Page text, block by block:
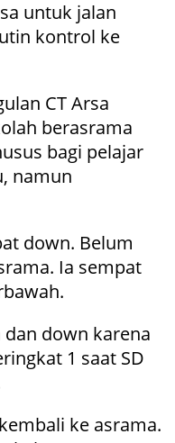
untuk jalan
kontrol ke
CT Arsa
berasrama
bagi pelajar
namun
down. Belum
Ia sempat
dan down karena
1 saat SD
ke asrama.